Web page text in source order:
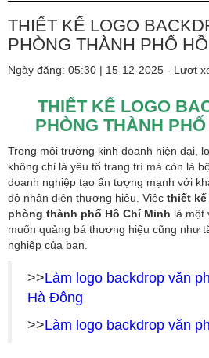
THIẾT KẾ LOGO
PHÒNG THÀNH PHỐ
Ngày đăng: 05:30 | 15-12-2025 - Lượt
THIẾT KẾ LOGO
PHÒNG THÀNH
Trong môi trường kinh doanh hiện đại,
không chỉ là yêu tố trang trí mà còn là
doanh nghiệp tạo ấn tượng mạnh với
độ nhận diện thương hiệu. Việc thiết
phòng thành phố Hồ Chí Minh là một
muốn quảng bá thương hiệu cũng như
nghiệp của bạn.
>>Làm logo backdrop văn
Hà Đông
>>Làm logo backdrop văn